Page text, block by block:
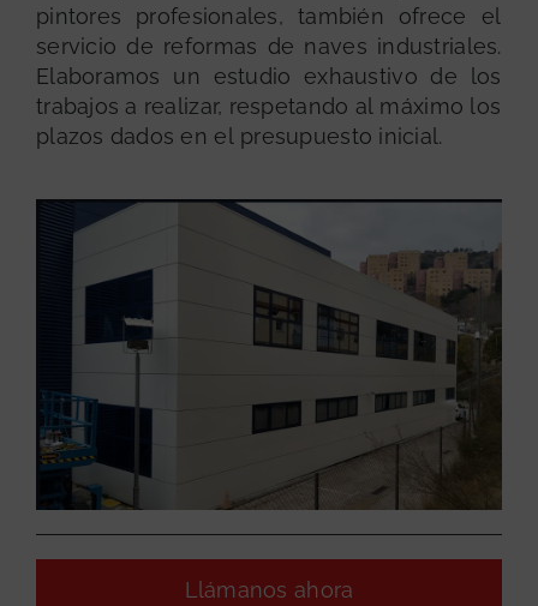
pintores profesionales, también ofrece el
servicio de reformas de naves industriales.
Elaboramos un estudio exhaustivo de los
trabajos a realizar, respetando al máximo los
plazos dados en el presupuesto inicial.
Llámanos ahora